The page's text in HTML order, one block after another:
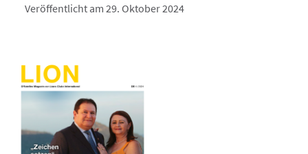
Veröffentlicht am 29. Oktober 2024